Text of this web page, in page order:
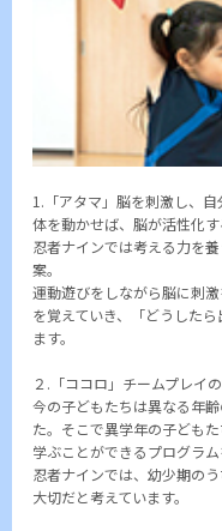
1.「アタマ」脳を刺激し、自
体を動かせば、脳が活性化
忍者ナインでは考える力を
案。
運動遊びをしながら脳に刺
を覚えていき、「どうした
ます。
２.「ココロ」チームプレイ
今の子どもたちは異なる年
た。そこで異学年の子ども
学ぶことができるプログラム
忍者ナインでは、幼少期の
大切だと考えています。